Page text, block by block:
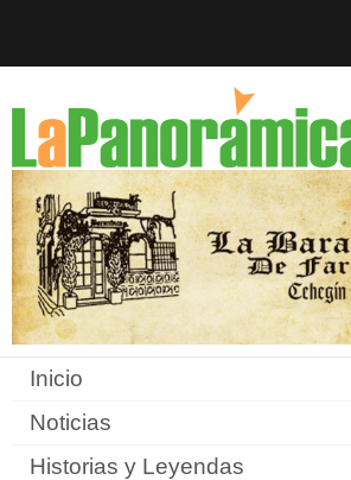
Inicio
Noticias
Historias y Leyendas